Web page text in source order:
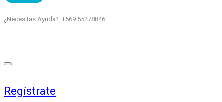
¿Necesitas Ayuda?: +569 55278846
Regístrate